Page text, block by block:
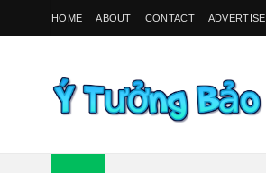
HOME ABOUT CONTACT ADVERTISE